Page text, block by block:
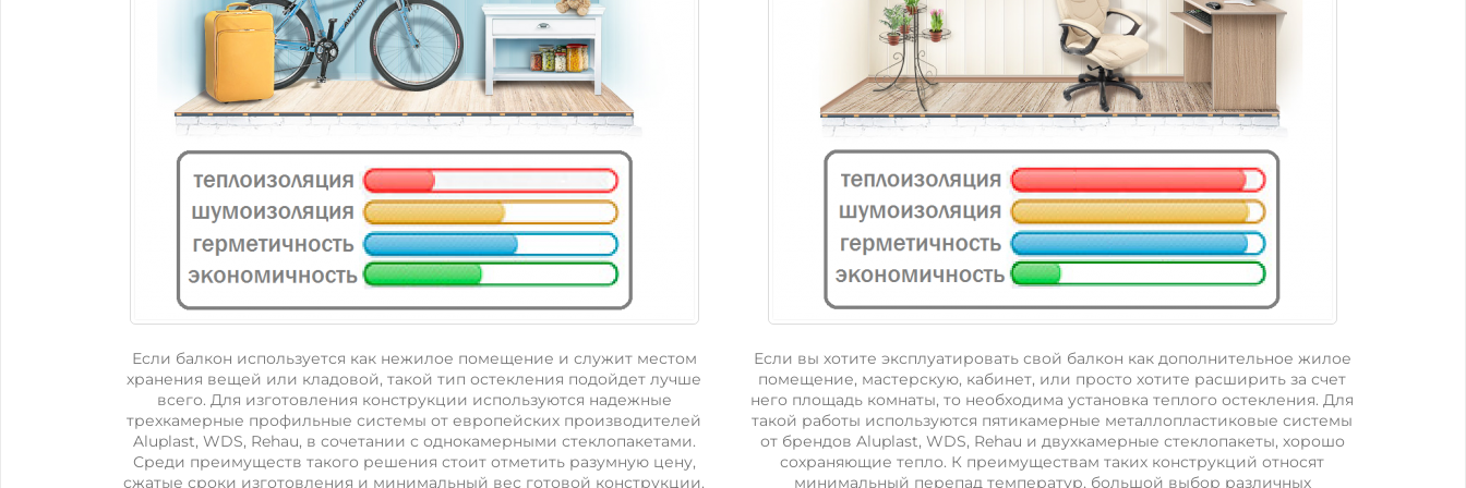
Если балкон используется как нежилое помещение и служит местом
хранения вещей или кладовой, такой тип остекления подойдет лучше
всего. Для изготовления конструкции используются надежные
трехкамерные профильные системы от европейских производителей
Aluplast, WDS, Rehau, в сочетании с однокамерными стеклопакетами.
Среди преимуществ такого решения стоит отметить разумную цену,
сжатые сроки изготовления и минимальный вес готовой конструкции.
Если вы хотите эксплуатировать свой балкон как дополнительное жилое
помещение, мастерскую, кабинет, или просто хотите расширить за счет
него площадь комнаты, то необходима установка теплого остекления. Для
такой работы используются пятикамерные металлопластиковые системы
от брендов Aluplast, WDS, Rehau и двухкамерные стеклопакеты, хорошо
сохраняющие тепло. К преимуществам таких конструкций относят
минимальный перепад температур, большой выбор различных